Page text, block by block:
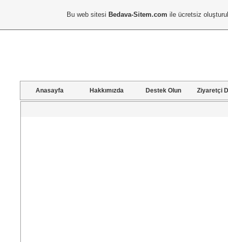
Anasayfa Hakkımızda Destek Olun Ziyaretçi
Bu web sitesi Bedava-Sitem.com ile ücretsiz